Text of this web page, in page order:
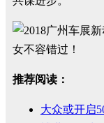
推荐阅读：
大众或开启